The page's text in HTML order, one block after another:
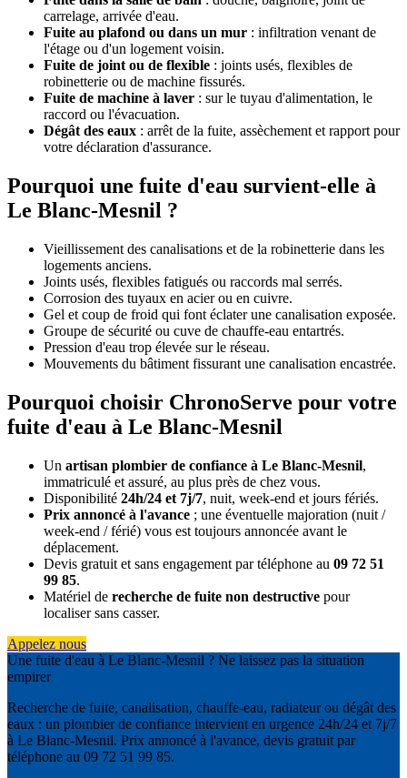
carrelage, arrivée d'eau.
Fuite au plafond ou dans un mur : infiltration venant de
l'étage ou d'un logement voisin.
Fuite de joint ou de flexible : joints usés, flexibles de
robinetterie ou de machine fissurés.
Fuite de machine à laver : sur le tuyau d'alimentation, le
raccord ou l'évacuation.
Dégât des eaux : arrêt de la fuite, assèchement et rapport pour
votre déclaration d'assurance.
Pourquoi une fuite d'eau survient-elle à
Le Blanc-Mesnil ?
Vieillissement des canalisations et de la robinetterie dans les
logements anciens.
Joints usés, flexibles fatigués ou raccords mal serrés.
Corrosion des tuyaux en acier ou en cuivre.
Gel et coup de froid qui font éclater une canalisation exposée.
Groupe de sécurité ou cuve de chauffe-eau entartrés.
Pression d'eau trop élevée sur le réseau.
Mouvements du bâtiment fissurant une canalisation encastrée.
Pourquoi choisir ChronoServe pour votre
fuite d'eau à Le Blanc-Mesnil
Un artisan plombier de confiance à Le Blanc-Mesnil,
immatriculé et assuré, au plus près de chez vous.
Disponibilité 24h/24 et 7j/7, nuit, week-end et jours fériés.
Prix annoncé à l'avance ; une éventuelle majoration (nuit /
week-end / férié) vous est toujours annoncée avant le
déplacement.
Devis gratuit et sans engagement par téléphone au 09 72 51
99 85.
Matériel de recherche de fuite non destructive pour
localiser sans casser.
Appelez nous
Une fuite d'eau à Le Blanc-Mesnil ? Ne laissez pas la situation
empirer
Recherche de fuite, canalisation, chauffe-eau, radiateur ou dégât des
eaux : un plombier de confiance intervient en urgence 24h/24 et 7j/7
à Le Blanc-Mesnil. Prix annoncé à l'avance, devis gratuit par
téléphone au 09 72 51 99 85.